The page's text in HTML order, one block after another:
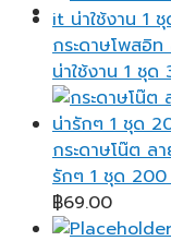
กระดาษโพสอิ
น่าใช้งาน 1 ชุด
กระดาษโน๊ต ล
รักๆ 1 ชุด 200
฿69.00